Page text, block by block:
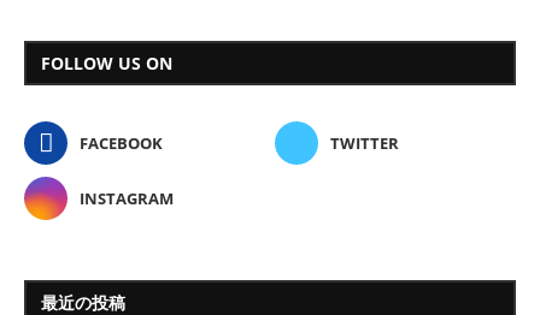
FOLLOW US ON
FACEBOOK TWITTER
INSTAGRAM
最近の投稿